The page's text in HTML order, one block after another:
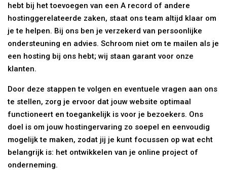
hebt bij het toevoegen van een A record of andere
hostinggerelateerde zaken, staat ons team altijd klaar om
je te helpen. Bij ons ben je verzekerd van persoonlijke
ondersteuning en advies. Schroom niet om te mailen als je
een hosting bij ons hebt; wij staan garant voor onze
klanten.
Door deze stappen te volgen en eventuele vragen aan ons
te stellen, zorg je ervoor dat jouw website optimaal
functioneert en toegankelijk is voor je bezoekers. Ons
doel is om jouw hostingervaring zo soepel en eenvoudig
mogelijk te maken, zodat jij je kunt focussen op wat echt
belangrijk is: het ontwikkelen van je online project of
onderneming.